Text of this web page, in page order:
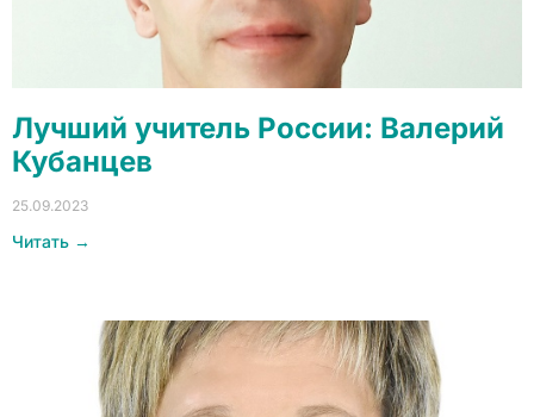
Лучший учитель России: Валерий
Кубанцев
25.09.2023
Читать →